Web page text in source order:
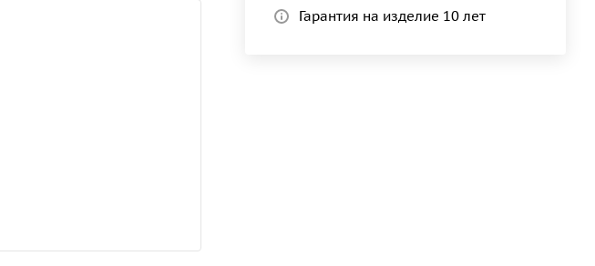
Гарантия на изделие 10 лет